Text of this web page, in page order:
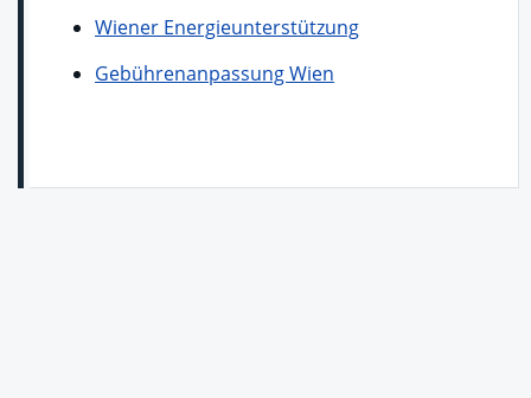
Wiener Energieunterstützung
Gebührenanpassung Wien